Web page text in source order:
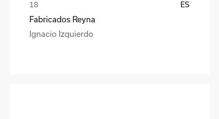
ES
Fabricados Reyna
Ignacio Izquierdo